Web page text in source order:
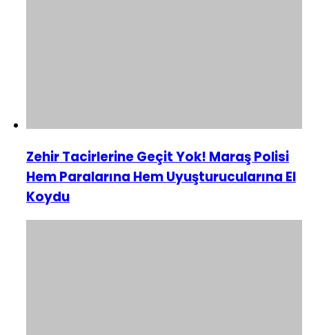
Zehir Tacirlerine Geçit Yok! Maraş Polisi
Hem Paralarına Hem Uyuşturucularına El
Koydu